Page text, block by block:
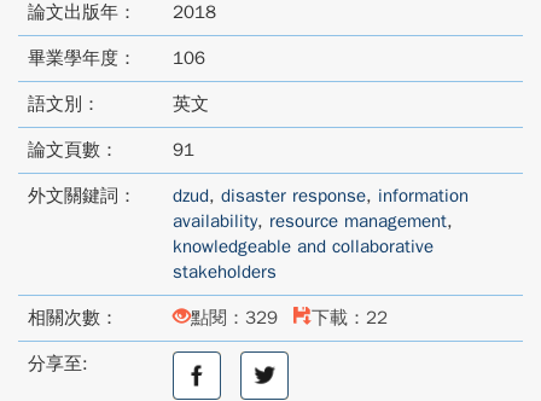
論文出版年： 2018
畢業學年度： 106
語文別： 英文
論文頁數： 91
外文關鍵詞： dzud, disaster response, information
availability, resource management,
knowledgeable and collaborative
stakeholders
相關次數： 點閱：329 下載：22
分享至:
分
分
享